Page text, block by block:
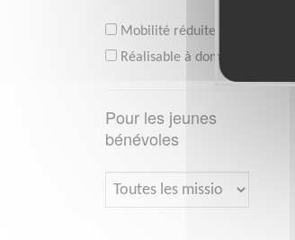
Mobilité réduite
Réalisable à domicile
Pour les jeunes
bénévoles